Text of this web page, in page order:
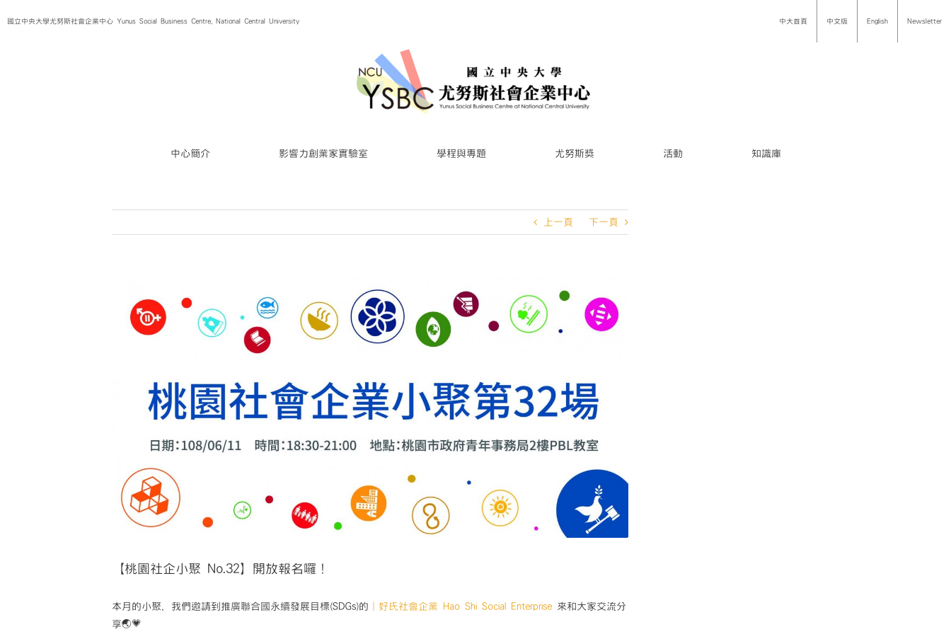
to國立中央大學尤努斯社會企業中心 Yunus Social Business Centre, National Central University 中大首頁 中文版 English Newsletter
中心簡介 影響力創業家實驗室 學程與專題 尤努斯獎 活動 知識庫
上一頁 下一頁
Larger
Image
【桃園社企小聚 No.32】開放報名囉！
本月的小聚，我們邀請到推廣聯合國永續發展目標(SDGs)的 ｜好氏社會企業 Hao Shi Social Enterprise 來和大家交流分
享🌏💗